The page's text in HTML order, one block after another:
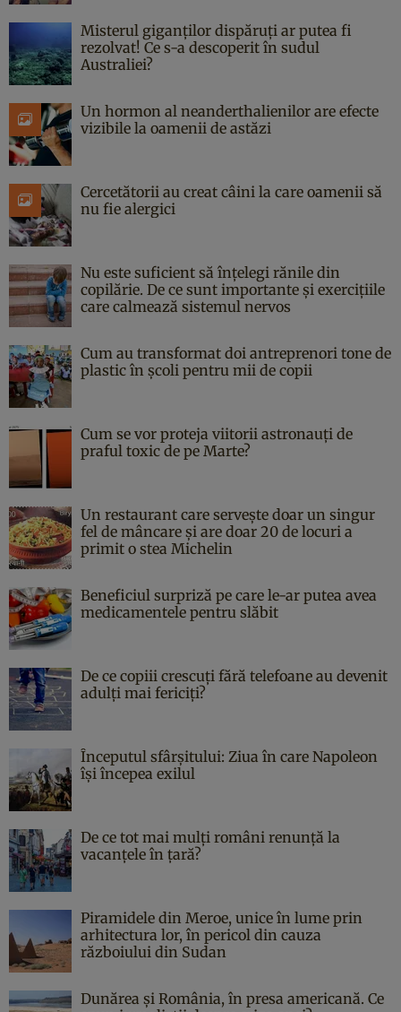
Misterul giganților dispăruți ar putea fi
rezolvat! Ce s-a descoperit în sudul
Australiei?
Un hormon al neanderthalienilor are efecte
vizibile la oamenii de astăzi
Cercetătorii au creat câini la care oamenii să
nu fie alergici
Nu este suficient să înțelegi rănile din
copilărie. De ce sunt importante și exercițiile
care calmează sistemul nervos
Cum au transformat doi antreprenori tone de
plastic în școli pentru mii de copii
Cum se vor proteja viitorii astronauți de
praful toxic de pe Marte?
Un restaurant care servește doar un singur
fel de mâncare și are doar 20 de locuri a
primit o stea Michelin
Beneficiul surpriză pe care le-ar putea avea
medicamentele pentru slăbit
De ce copiii crescuți fără telefoane au devenit
adulți mai fericiți?
Începutul sfârşitului: Ziua în care Napoleon
îşi începea exilul
De ce tot mai mulți români renunță la
vacanțele în țară?
Piramidele din Meroe, unice în lume prin
arhitectura lor, în pericol din cauza
războiului din Sudan
Dunărea și România, în presa americană. Ce